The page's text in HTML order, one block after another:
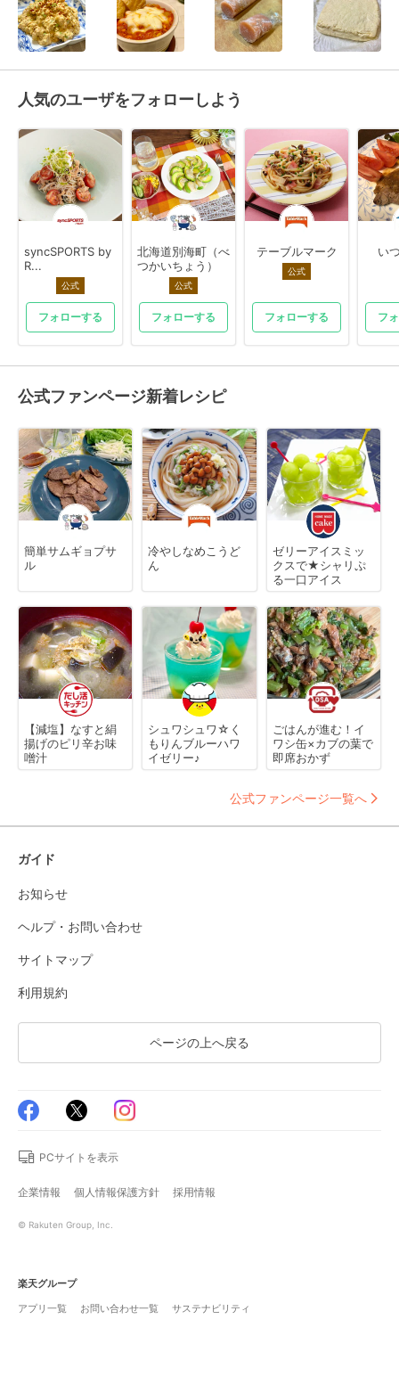
人気のユーザをフォローしよう
syncSPORTS by
R...
公式
フォローする
北海道別海町（べ
つかいちょう）
公式
フォローする
テーブルマーク
公式
フォローする
い
フ
公式ファンページ新着レシピ
簡単サムギョプサ
ル
冷やしなめこうど
ん
ゼリーアイスミッ
クスで★シャリぷ
る一口アイス
【減塩】なすと絹
揚げのピリ辛お味
噌汁
シュワシュワ☆く
もりんブルーハワ
イゼリー♪
ごはんが進む！イ
ワシ缶×カブの葉で
即席おかず
公式ファンページ一覧へ
ガイド
お知らせ
ヘルプ・お問い合わせ
サイトマップ
利用規約
ページの上へ戻る
PCサイトを表示
企業情報 個人情報保護方針 採用情報
© Rakuten Group, Inc.
楽天グループ
アプリ一覧
お問い合わせ一覧 サステナビリティ